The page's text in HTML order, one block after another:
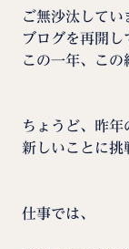
ご無沙汰してい
ブログを再開
この一年、この
ちょうど、昨年
新しいことに挑
仕事では、